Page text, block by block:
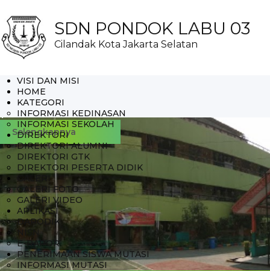
SDN PONDOK LABU 03
Cilandak Kota Jakarta Selatan
VISI DAN MISI
HOME
KATEGORI
INFORMASI KEDINASAN
INFORMASI SEKOLAH
DIREKTORI
DIREKTORI ALUMNI
DIREKTORI GTK
DIREKTORI PESERTA DIDIK
GALERI
GALERI FOTO
GALERI VIDEO
APLIKASI
DAPODIK
NISN
E-RAPOR
PENERIMAAN SISWA MUTASI
INFORMASI MUTASI
pola03
Selengkapnya